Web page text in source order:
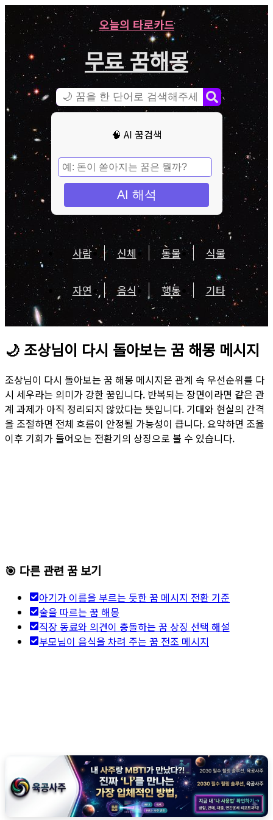
오늘의 타로카드
무료 꿈해몽
🧠 AI 꿈검색
AI 해석
사람 신체 동물 식물
자연 음식 행동 기타
🌙 조상님이 다시 돌아보는 꿈 해몽 메시지
조상님이 다시 돌아보는 꿈 해몽 메시지은 관계 속 우선순위를 다
시 세우라는 의미가 강한 꿈입니다. 반복되는 장면이라면 같은 관
계 과제가 아직 정리되지 않았다는 뜻입니다. 기대와 현실의 간격
을 조절하면 전체 흐름이 안정될 가능성이 큽니다. 요약하면 조율
이후 기회가 들어오는 전환기의 상징으로 볼 수 있습니다.
🎯 다른 관련 꿈 보기
아기가 이름을 부르는 듯한 꿈 메시지 전환 기준
술을 따르는 꿈 해몽
직장 동료와 의견이 충돌하는 꿈 상징 선택 해설
부모님이 음식을 차려 주는 꿈 전조 메시지